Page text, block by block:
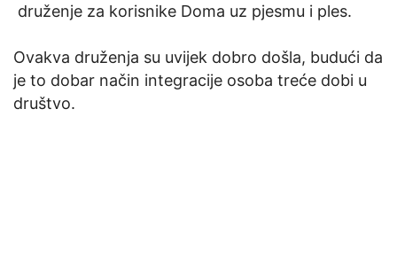
druženje za korisnike Doma uz pjesmu i ples.
Ovakva druženja su uvijek dobro došla, budući da
je to dobar način integracije osoba treće dobi u
društvo.